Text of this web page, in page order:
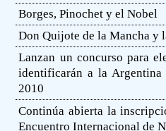
Borges, Pinochet y el Nobel
Don Quijote de la Mancha y
Lanzan un concurso para
identificarán a la
2010
Continúa abierta la
Encuentro Internacional de